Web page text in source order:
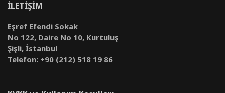
İLETİŞİM
Eşref Efendi Sokak
No 122, Daire No 10, Kurtuluş
Şişli, İstanbul
Telefon: +90 (212) 518 19 86